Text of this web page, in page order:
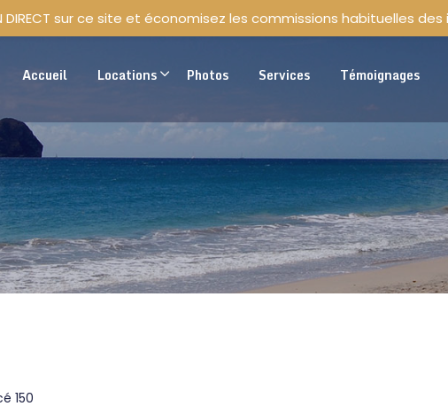
Accueil Locations Photos Services Témoignages
150
DIRECT sur ce site et économisez les commissions habituelles